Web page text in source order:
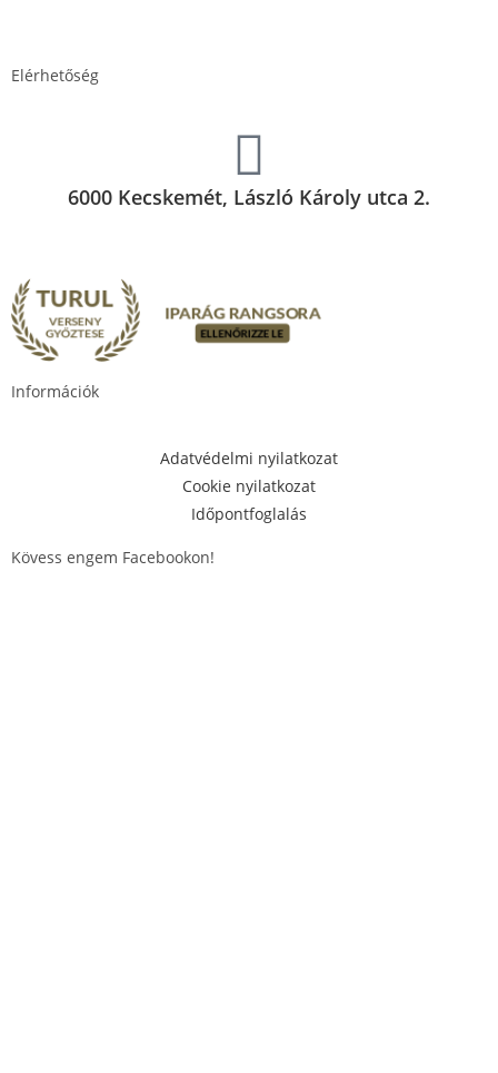
Elérhetőség
6000 Kecskemét, László Károly utca 2.
Információk
Adatvédelmi nyilatkozat
Cookie nyilatkozat
Időpontfoglalás
Kövess engem Facebookon!